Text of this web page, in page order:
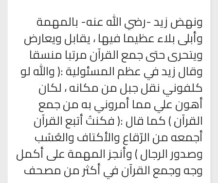
ونهض زيد -رضي الله عنه- بالمهمة
وأبلى بلاء عظيما فيها ، يقابل ويعارض
ويتحرى حتى جمع القرآن مرتبا منسقا
وقال زيد في عظم المسئولية :( والله لو
كلفوني نقل جبل من مكانه ، لكان
أهون علي مما أمروني به من جمع
القرآن ) كما قال :( فكنتُ أتبع القرآن
أجمعه من الرّقاع والأكتاف والعُسُب
وصدور الرجال ) وأنجز المهمة على أكمل
وجه وجمع القرآن في أكثر من مصحف